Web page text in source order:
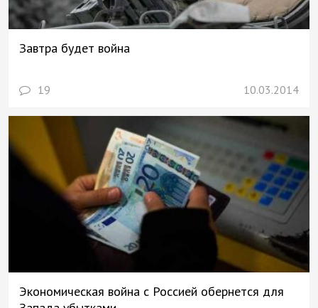
Завтра будет война
19 10.03.2014
Экономическая война с Россией обернется для